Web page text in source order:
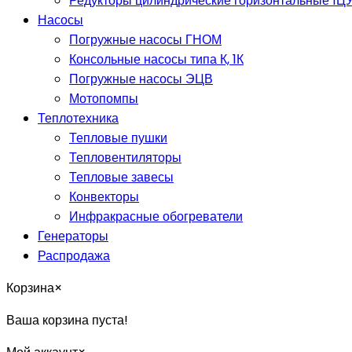
Насосы
Погружные насосы ГНОМ
Консольные насосы типа К, 1К
Погружные насосы ЭЦВ
Мотопомпы
Теплотехника
Тепловые пушки
Тепловентиляторы
Тепловые завесы
Конвекторы
Инфракрасные обогреватели
Генераторы
Распродажа
Корзина×
Ваша корзина пуста!